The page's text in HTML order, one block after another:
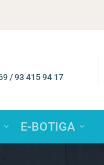
femarec@femarec.cat
E-BOTIGA